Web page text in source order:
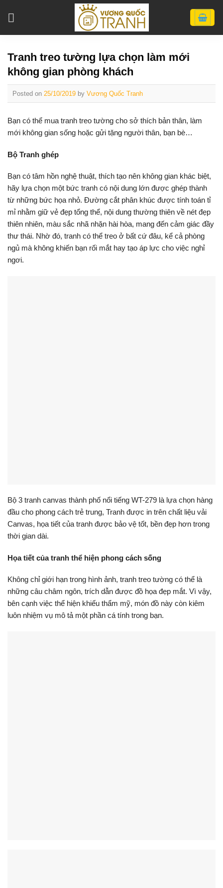
Tranh treo tường lựa chọn làm mới
không gian phòng khách
Posted on 25/10/2019 by Vương Quốc Tranh
Bạn có thể mua tranh treo tường cho sở thích bản thân, làm
mới không gian sống hoặc gửi tặng người thân, bạn bè…
Bộ Tranh ghép
Bạn có tâm hồn nghệ thuật, thích tạo nên không gian khác biệt,
hãy lựa chọn một bức tranh có nội dung lớn được ghép thành
từ những bức họa nhỏ. Đường cắt phân khúc được tính toán tỉ
mỉ nhằm giữ vẻ đẹp tổng thể, nội dung thường thiên về nét đẹp
thiên nhiên, màu sắc nhã nhặn hài hòa, mang đến cảm giác đầy
thư thái. Nhờ đó, tranh có thể treo ở bất cứ đâu, kể cả phòng
ngủ mà không khiến bạn rối mắt hay tạo áp lực cho việc nghỉ
ngơi.
Bộ 3 tranh canvas thành phố nổi tiếng WT-279 là lựa chọn hàng
đầu cho phong cách trẻ trung, Tranh được in trên chất liệu vải
Canvas, họa tiết của tranh được bảo vệ tốt, bền đẹp hơn trong
thời gian dài.
Họa tiết của tranh thể hiện phong cách sống
Không chỉ giới hạn trong hình ảnh, tranh treo tường có thể là
những câu châm ngôn, trích dẫn được đồ họa đẹp mắt. Vì vậy,
bên cạnh việc thể hiện khiếu thẩm mỹ, món đồ này còn kiêm
luôn nhiệm vụ mô tả một phần cá tính trong bạn.